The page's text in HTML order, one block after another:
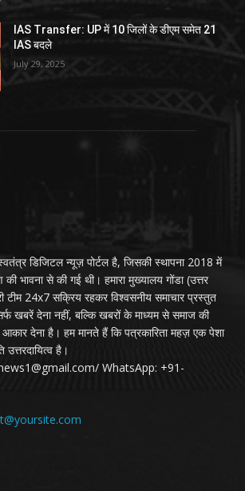
IAS Transfer: UP में 10 जिलों के डीएम समेत 21
IAS बदले
July 29, 2025
डिजिटल न्यूज़ पोर्टल है, जिसकी स्थापना 2018 में
भावना से की गई थी। हमारा मुख्यालय गोंडा (उत्तर
टीम 24x7 सक्रिय रहकर विश्वसनीय समाचार प्रस्तुत
खबरें देना नहीं, बल्कि खबरों के माध्यम से समाज की
देना है। हम मानते हैं कि पत्रकारिता महज़ एक पेशा
है।
WhatsApp: +91-